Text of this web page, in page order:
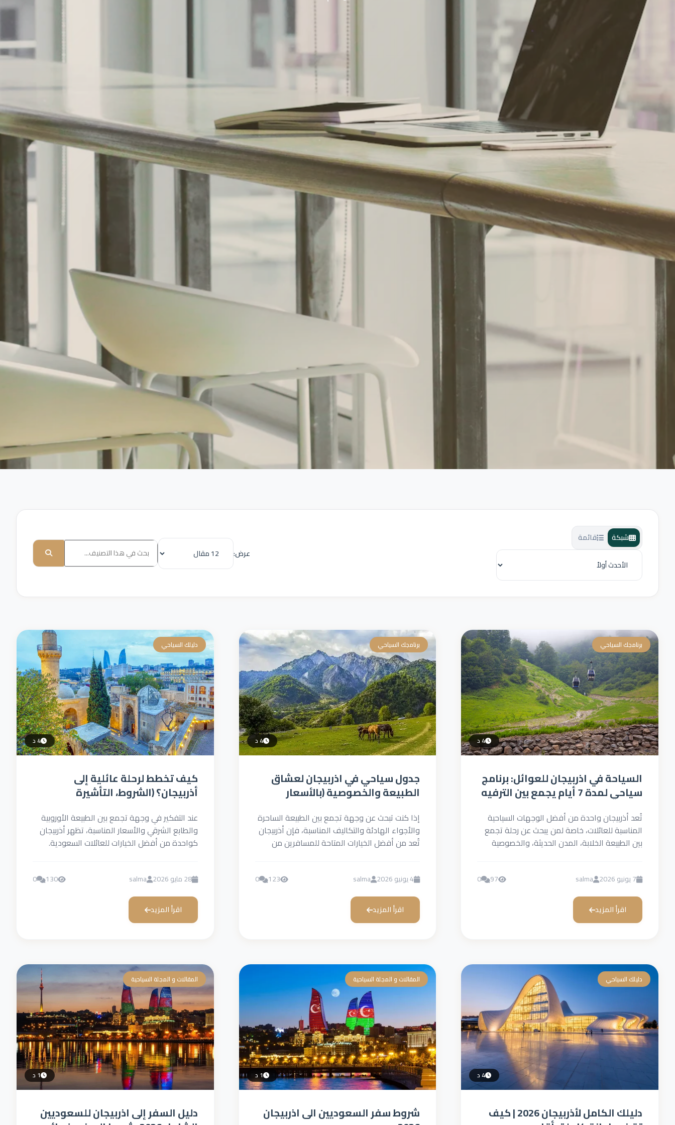
شبكة
قائمة
عرض:
برنامجك السياحي
4 د
السياحة في اذربيجان للعوائل: برنامج
سياحي لمدة 7 أيام يجمع بين الترفيه
تُعد أذربيجان واحدة من أفضل الوجهات السياحية
المناسبة للعائلات، خاصة لمن يبحث عن رحلة تجمع
بين الطبيعة الخلابة، المدن الحديثة، والخصوصية
7 يونيو 2026 salma
97
0
اقرأ المزيد
برنامجك السياحي
4 د
جدول سياحي في اذربيجان لعشاق
الطبيعة والخصوصية (بالأسعار
إذا كنت تبحث عن وجهة تجمع بين الطبيعة الساحرة
والأجواء الهادئة والتكاليف المناسبة، فإن أذربيجان
تُعد من أفضل الخيارات المتاحة للمسافرين من
4 يونيو 2026 salma
123
0
اقرأ المزيد
دليلك السياحي
4 د
كيف تخطط لرحلة عائلية إلى
أذربيجان؟ (الشروط، التأشيرة
عند التفكير في وجهة تجمع بين الطبيعة الأوروبية
والطابع الشرقي والأسعار المناسبة، تظهر أذربيجان
كواحدة من أفضل الخيارات للعائلات السعودية.
28 مايو 2026 salma
130
0
اقرأ المزيد
دليلك السياحي
4 د
دليلك الكامل لأذربيجان 2026 | كيف
المقالات و المجلة السياحية
1 د
شروط سفر السعوديين الى اذربيجان​
المقالات و المجلة السياحية
1 د
دليل السفر إلى اذربيجان للسعوديين